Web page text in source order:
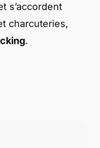
s’accordent
charcuteries,
.